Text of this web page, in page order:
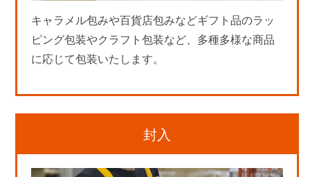
キャラメル包みや百貨店包みなどギフト品のラッ
ピング包装やクラフト包装など、多種多様な商品
に応じて包装いたします。
封入